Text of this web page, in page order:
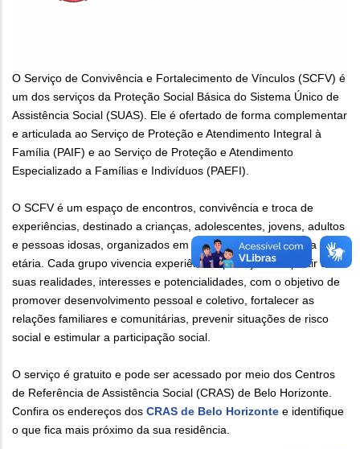
O Serviço de Convivência e Fortalecimento de Vínculos (SCFV) é
um dos serviços da Proteção Social Básica do Sistema Único de
Assistência Social (SUAS). Ele é ofertado de forma complementar
e articulada ao Serviço de Proteção e Atendimento Integral à
Família (PAIF) e ao Serviço de Proteção e Atendimento
Especializado a Famílias e Indivíduos (PAEFI).
O SCFV é um espaço de encontros, convivência e troca de
experiências, destinado a crianças, adolescentes, jovens, adultos
e pessoas idosas, organizados em grupos de acordo com a faixa
etária. Cada grupo vivencia experiências planejadas a partir das
suas realidades, interesses e potencialidades, com o objetivo de
promover desenvolvimento pessoal e coletivo, fortalecer as
relações familiares e comunitárias, prevenir situações de risco
social e estimular a participação social.
O serviço é gratuito e pode ser acessado por meio dos Centros
de Referência de Assistência Social (CRAS) de Belo Horizonte.
Confira os endereços dos CRAS de Belo Horizonte e identifique
o que fica mais próximo da sua residência.